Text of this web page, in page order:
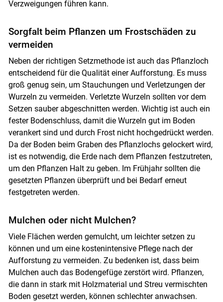
Verzweigungen führen kann.
Sorgfalt beim Pflanzen um Frostschäden zu
vermeiden
Neben der richtigen Setzmethode ist auch das Pflanzloch
entscheidend für die Qualität einer Aufforstung. Es muss
groß genug sein, um Stauchungen und Verletzungen der
Wurzeln zu vermeiden. Verletzte Wurzeln sollten vor dem
Setzen sauber abgeschnitten werden. Wichtig ist auch ein
fester Bodenschluss, damit die Wurzeln gut im Boden
verankert sind und durch Frost nicht hochgedrückt werden.
Da der Boden beim Graben des Pflanzlochs gelockert wird,
ist es notwendig, die Erde nach dem Pflanzen festzutreten,
um den Pflanzen Halt zu geben. Im Frühjahr sollten die
gesetzten Pflanzen überprüft und bei Bedarf erneut
festgetreten werden.
Mulchen oder nicht Mulchen?
Viele Flächen werden gemulcht, um leichter setzen zu
können und um eine kostenintensive Pflege nach der
Aufforstung zu vermeiden. Zu bedenken ist, dass beim
Mulchen auch das Bodengefüge zerstört wird. Pflanzen,
die dann in stark mit Holzmaterial und Streu vermischten
Boden gesetzt werden, können schlechter anwachsen.